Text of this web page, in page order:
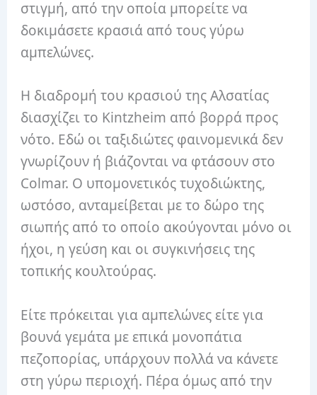
στιγμή, από την οποία μπορείτε να
δοκιμάσετε κρασιά από τους γύρω
αμπελώνες.
Η διαδρομή του κρασιού της Αλσατίας
διασχίζει το Kintzheim από βορρά προς
νότο. Εδώ οι ταξιδιώτες φαινομενικά δεν
γνωρίζουν ή βιάζονται να φτάσουν στο
Colmar. Ο υπομονετικός τυχοδιώκτης,
ωστόσο, ανταμείβεται με το δώρο της
σιωπής από το οποίο ακούγονται μόνο οι
ήχοι, η γεύση και οι συγκινήσεις της
τοπικής κουλτούρας.
Είτε πρόκειται για αμπελώνες είτε για
βουνά γεμάτα με επικά μονοπάτια
πεζοπορίας, υπάρχουν πολλά να κάνετε
στη γύρω περιοχή. Πέρα όμως από την